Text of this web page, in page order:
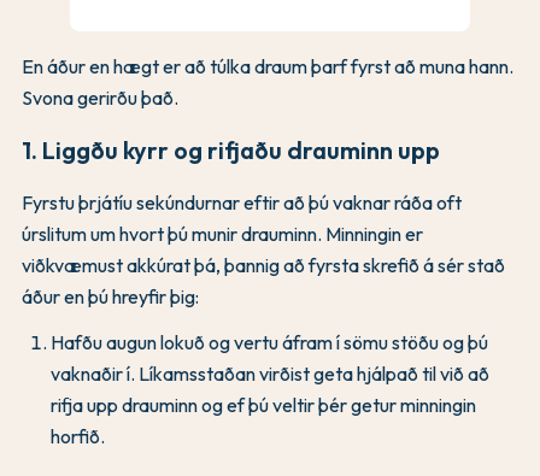
En áður en hægt er að túlka draum þarf fyrst að muna hann.
Svona gerirðu það.
1. Liggðu kyrr og rifjaðu drauminn upp
Fyrstu þrjátíu sekúndurnar eftir að þú vaknar ráða oft
úrslitum um hvort þú munir drauminn. Minningin er
viðkvæmust akkúrat þá, þannig að fyrsta skrefið á sér stað
áður en þú hreyfir þig:
Hafðu augun lokuð og vertu áfram í sömu stöðu og þú
vaknaðir í. Líkamsstaðan virðist geta hjálpað til við að
rifja upp drauminn og ef þú veltir þér getur minningin
horfið.